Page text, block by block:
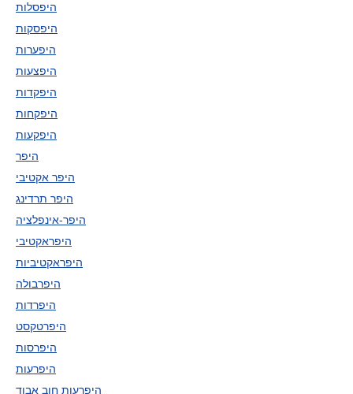
היפסלות
היפסקות
היפערות
היפצעות
היפקדות
היפקחות
היפקעות
היפר
היפר אקטיבי
היפר תרדינג
היפר-אינפלציה
היפראקטיבי
היפראקטיביות
היפרבולה
היפרדות
היפרטקסט
היפרסות
היפרעות
היפרעות חוב אבוד